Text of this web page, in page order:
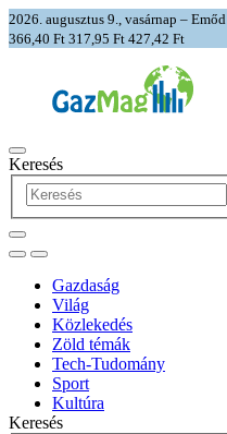
2026. augusztus 9., vasárnap – Emőd
366,40 Ft 317,95 Ft 427,42 Ft
Keresés
Gazdaság
Világ
Közlekedés
Zöld témák
Tech-Tudomány
Sport
Kultúra
Keresés